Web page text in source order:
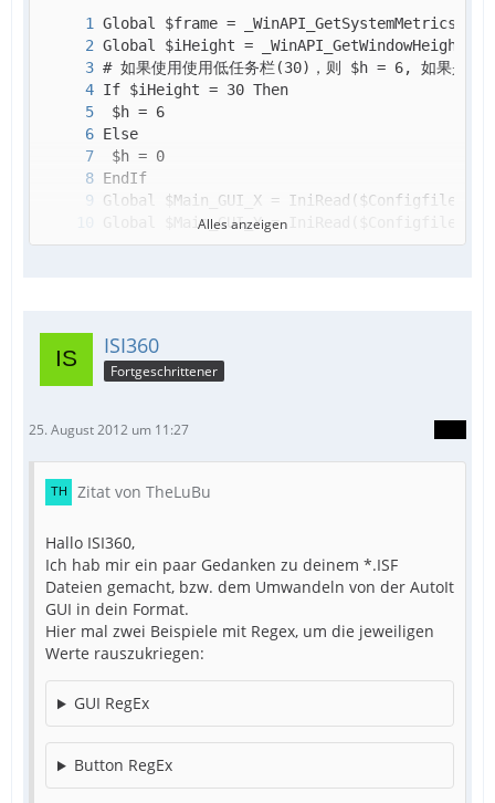
Alles anzeigen
ISI360
Fortgeschrittener
25. August 2012 um 11:27
Zitat von TheLuBu
Hallo ISI360,
Ich hab mir ein paar Gedanken zu deinem *.ISF
Dateien gemacht, bzw. dem Umwandeln von der AutoIt
GUI in dein Format.
Hier mal zwei Beispiele mit Regex, um die jeweiligen
Werte rauszukriegen:
GUI RegEx
Button RegEx